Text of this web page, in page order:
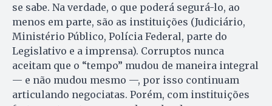
se sabe. Na verdade, o que poderá segurá-lo, ao
menos em parte, são as instituições (Judiciário,
Ministério Público, Polícia Federal, parte do
Legislativo e a imprensa). Corruptos nunca
aceitam que o “tempo” mudou de maneira integral
— e não mudou mesmo —, por isso continuam
articulando negociatas. Porém, com instituições